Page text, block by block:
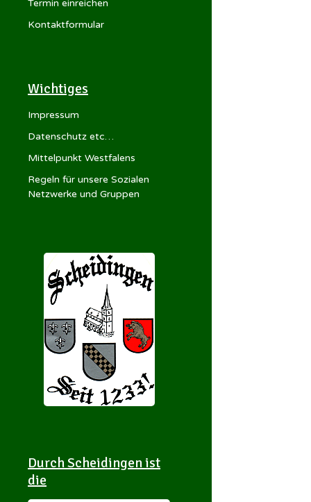
Termin einreichen
Kontaktformular
Wichtiges
Impressum
Datenschutz etc…
Mittelpunkt Westfalens
Regeln für unsere Sozialen
Netzwerke und Gruppen
Durch Scheidingen ist
die